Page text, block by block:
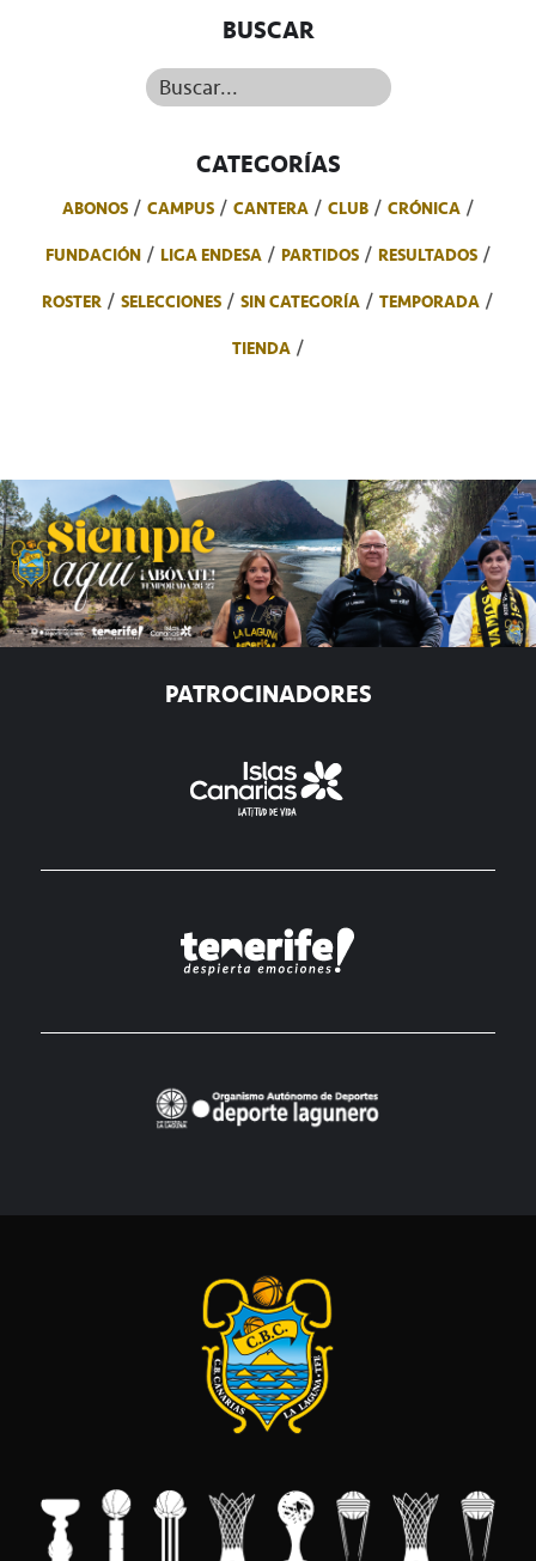
BUSCAR
Buscar...
CATEGORÍAS
ABONOS CAMPUS CANTERA CLUB
CRÓNICA
FUNDACIÓN
LIGA ENDESA PARTIDOS
RESULTADOS
ROSTER
SELECCIONES SIN CATEGORÍA
TEMPORADA
TIENDA
PATROCINADORES